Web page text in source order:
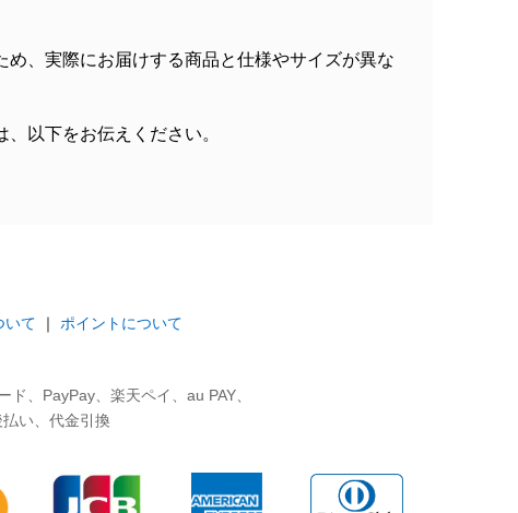
、実際にお届けする商品と仕様やサイズが異な
以下をお伝えください。
いて ｜ ポイントについて
、PayPay、楽天ペイ、au PAY、
い、代金引換